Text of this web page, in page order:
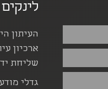
העיתון
ארכיון
שליחת
גדלי